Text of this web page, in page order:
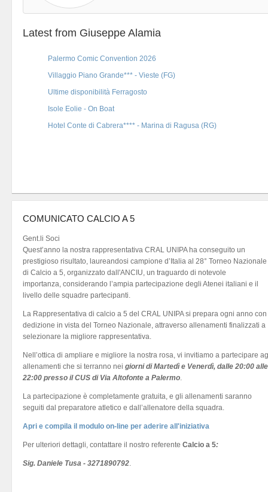
Latest from Giuseppe Alamia
Palermo Comic Convention 2026
Villaggio Piano Grande*** - Vieste (FG)
Ultime disponibilità Ferragosto
Isole Eolie - On Boat
Hotel Conte di Cabrera**** - Marina di Ragusa (RG)
COMUNICATO CALCIO A 5
Gent.li Soci
Quest’anno la nostra rappresentativa CRAL UNIPA ha conseguito un
prestigioso risultato, laureandosi campione d’Italia al 28° Torneo Nazionale
di Calcio a 5, organizzato dall'ANCIU, un traguardo di notevole
importanza, considerando l’ampia partecipazione degli Atenei italiani e il
livello delle squadre partecipanti.
La Rappresentativa di calcio a 5 del CRAL UNIPA si prepara ogni anno con
dedizione in vista del Torneo Nazionale, attraverso allenamenti finalizzati a
selezionare la migliore rappresentativa.
Nell’ottica di ampliare e migliore la nostra rosa, vi invitiamo a partecipare
allenamenti che si terranno nei giorni di Martedì e Venerdì, dalle 20:00 alle
22:00 presso il CUS di Via Altofonte a Palermo.
La partecipazione è completamente gratuita, e gli allenamenti saranno
seguiti dal preparatore atletico e dall’allenatore della squadra.
Apri e compila il modulo on-line per aderire all'iniziativa
Per ulteriori dettagli, contattare il nostro referente Calcio a 5:
Sig. Daniele Tusa - 3271890792.